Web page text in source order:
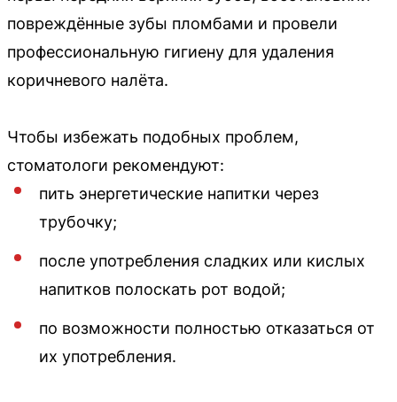
повреждённые зубы пломбами и провели
профессиональную гигиену для удаления
коричневого налёта.
Чтобы избежать подобных проблем,
стоматологи рекомендуют:
пить энергетические напитки через
трубочку;
после употребления сладких или кислых
напитков полоскать рот водой;
по возможности полностью отказаться от
их употребления.